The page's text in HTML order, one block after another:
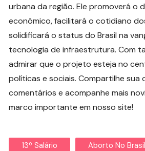
urbana da região. Ele promoverá o
econômico, facilitará o cotidiano
solidificará o status do Brasil na
tecnologia de infraestrutura. Com
admirar que o projeto esteja no
políticas e sociais. Compartilhe sua
comentários e acompanhe mais
marco importante em nosso site!
13º Salário Aborto No Brasil